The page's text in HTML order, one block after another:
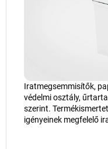
Iratmegsemmisítők,
védelmi osztály,
szerint.
igényeinek megfelelő